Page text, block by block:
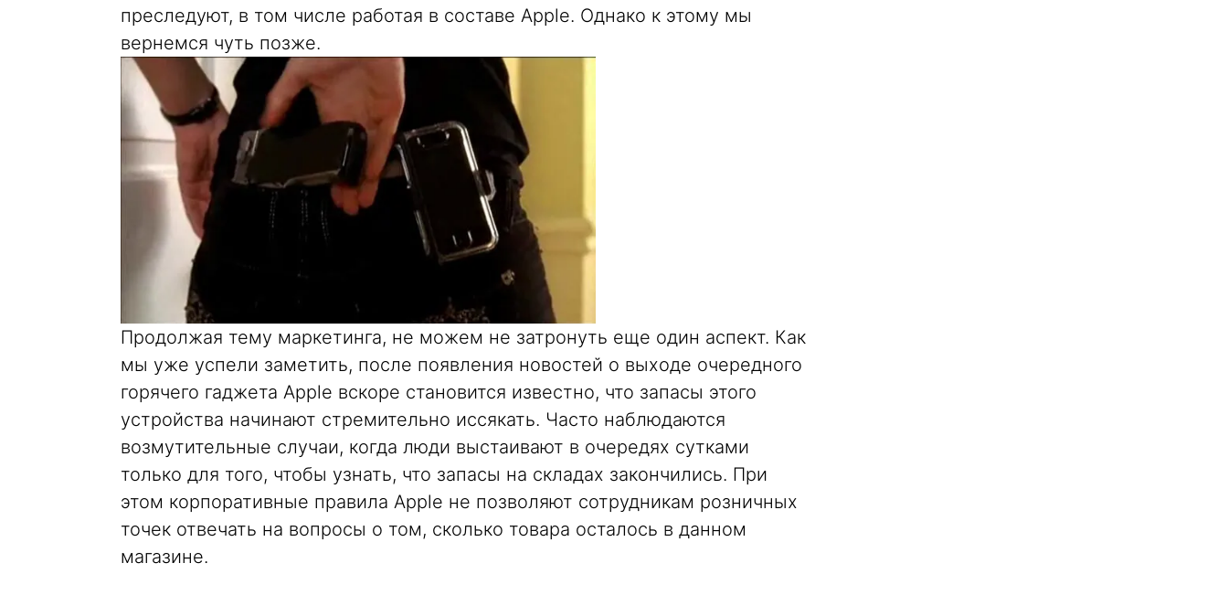
преследуют, в том числе работая в составе Apple. Однако к этому мы
вернемся чуть позже.
Продолжая тему маркетинга, не можем не затронуть еще один аспект. Как
мы уже успели заметить, после появления новостей о выходе очередного
горячего гаджета Apple вскоре становится известно, что запасы этого
устройства начинают стремительно иссякать. Часто наблюдаются
возмутительные случаи, когда люди выстаивают в очередях сутками
только для того, чтобы узнать, что запасы на складах закончились. При
этом корпоративные правила Apple не позволяют сотрудникам розничных
точек отвечать на вопросы о том, сколько товара осталось в данном
магазине.